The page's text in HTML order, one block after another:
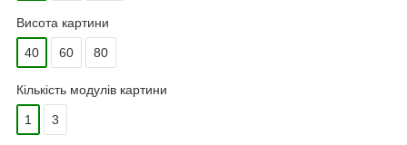
Висота картини
40 60 80
Кількість модулів картини
1 3